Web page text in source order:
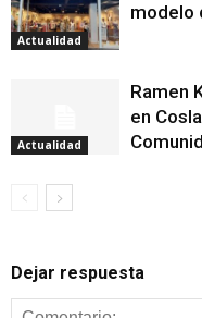
Actualidad
modelo
Actualidad
Ramen
en
Dejar respuesta